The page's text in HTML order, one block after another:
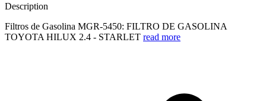
Description
Filtros de Gasolina MGR-5450: FILTRO DE GASOLINA
TOYOTA HILUX 2.4 - STARLET read more